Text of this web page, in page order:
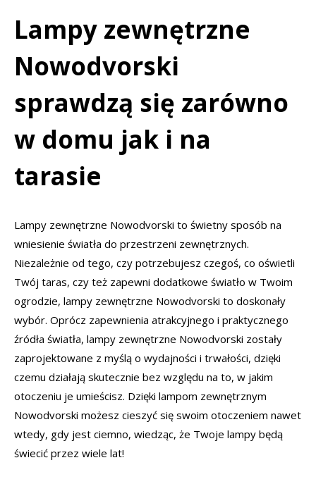
Lampy zewnętrzne
Nowodvorski
sprawdzą się zarówno
w domu jak i na
tarasie
Lampy zewnętrzne Nowodvorski to świetny sposób na
wniesienie światła do przestrzeni zewnętrznych.
Niezależnie od tego, czy potrzebujesz czegoś, co oświetli
Twój taras, czy też zapewni dodatkowe światło w Twoim
ogrodzie, lampy zewnętrzne Nowodvorski to doskonały
wybór. Oprócz zapewnienia atrakcyjnego i praktycznego
źródła światła, lampy zewnętrzne Nowodvorski zostały
zaprojektowane z myślą o wydajności i trwałości, dzięki
czemu działają skutecznie bez względu na to, w jakim
otoczeniu je umieścisz. Dzięki lampom zewnętrznym
Nowodvorski możesz cieszyć się swoim otoczeniem nawet
wtedy, gdy jest ciemno, wiedząc, że Twoje lampy będą
świecić przez wiele lat!